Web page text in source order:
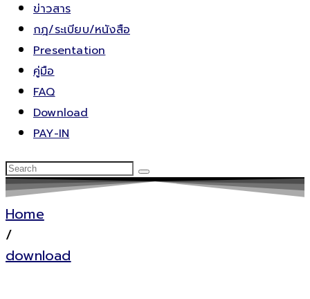
ข่าวสาร
กฎ/ระเบียบ/หนังสือ
Presentation
คู่มือ
FAQ
Download
PAY-IN
Home
/
download